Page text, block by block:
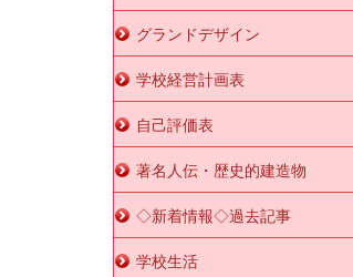
グランドデザイン
学校経営計画表
自己評価表
著名人伝・歴史的建造物
◇新着情報◇過去記事
学校生活